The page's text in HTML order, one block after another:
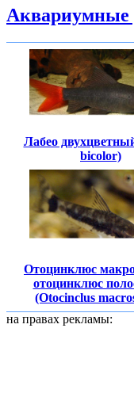
Лабео
bicolor)
Отоцинклюс
отоцинклюс
(Otocinclus
на правах рекламы: